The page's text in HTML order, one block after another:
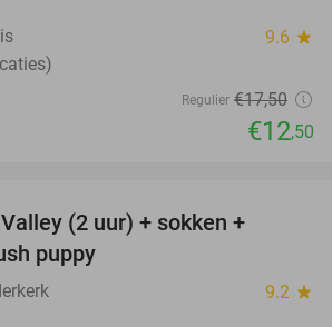
9.6 star
Regulier €17,50
€12,50
(2 uur) + sokken +
puppy
9.2 star